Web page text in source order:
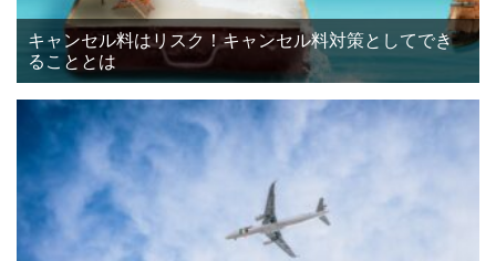
キャンセル料はリスク！キャンセル料対策としてでき
ることとは